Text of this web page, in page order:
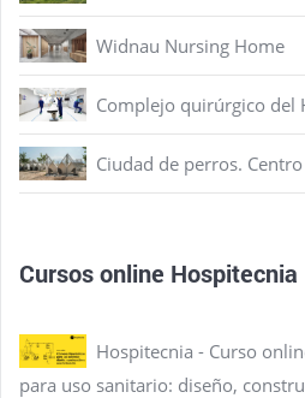
Widnau Nursing Home
Complejo quirúrgico del
Ciudad de perros.
Cursos online Hospitecnia
Hospitecnia - Curso
para uso sanitario: diseño,